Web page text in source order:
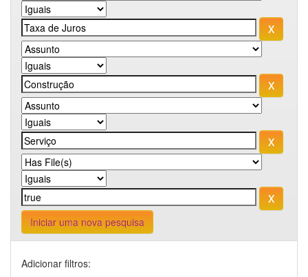
Iniciar uma nova pesquisa
Adicionar filtros: